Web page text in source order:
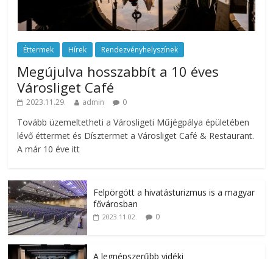
Éttermek Hírek Rendezvényhelyszínek
Megújulva hosszabbít a 10 éves
Városliget Café
2023.11.29. admin 0
Tovább üzemeltetheti a Városligeti Műjégpálya épületében
lévő éttermet és Dísztermet a Városliget Café & Restaurant.
A már 10 éve itt
Felpörgött a hivatásturizmus is a magyar
fővárosban
2023.11.02. 0
A legnépszerűbb vidéki